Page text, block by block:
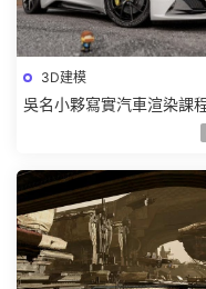
3D建模
吳名小夥寫實汽車渲染課
2025年結課C4D+OC【